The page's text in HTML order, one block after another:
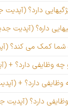
دارد؟ (آپدیت
داره؟ (آپدیت
کمک می کند؟
وظایفی دارد؟ +
دارد؟ +
دارد؟ (آپدیت